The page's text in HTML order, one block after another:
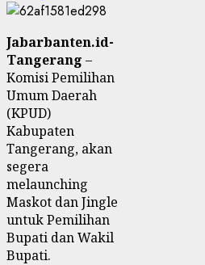
Jabarbanten.id-
Tangerang –
Komisi Pemilihan
Umum Daerah
(KPUD)
Kabupaten
Tangerang, akan
segera
melaunching
Maskot dan Jingle
untuk Pemilihan
Bupati dan Wakil
Bupati.